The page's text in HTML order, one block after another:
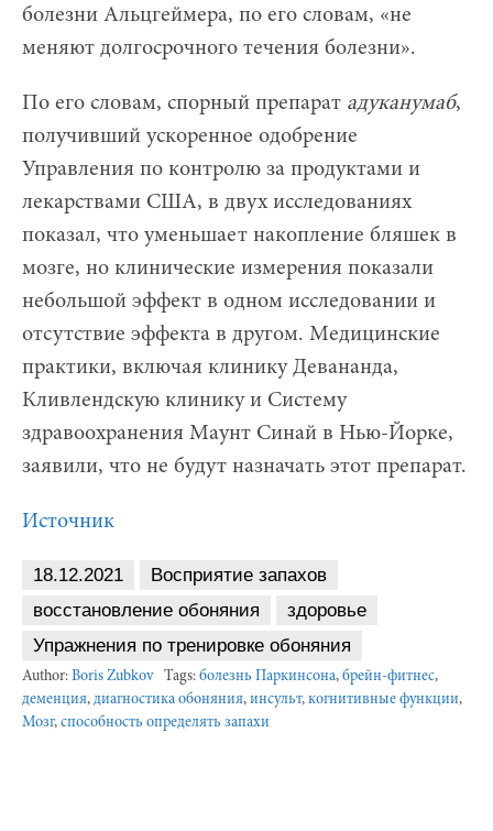
болезни Альцгеймера, по его словам, «не
меняют долгосрочного течения болезни».
По его словам, спорный препарат адуканумаб,
получивший ускоренное одобрение
Управления по контролю за продуктами и
лекарствами США, в двух исследованиях
показал, что уменьшает накопление бляшек в
мозге, но клинические измерения показали
небольшой эффект в одном исследовании и
отсутствие эффекта в другом. Медицинские
практики, включая клинику Девананда,
Кливлендскую клинику и Систему
здравоохранения Маунт Синай в Нью-Йорке,
заявили, что не будут назначать этот препарат.
Источник
18.12.2021
Восприятие запахов
восстановление обоняния
здоровье
Упражнения по тренировке обоняния
Author: Boris Zubkov Tags: болезнь Паркинсона, брейн-фитнес,
деменция, диагностика обоняния, инсульт, когнитивные функции,
Мозг, способность определять запахи